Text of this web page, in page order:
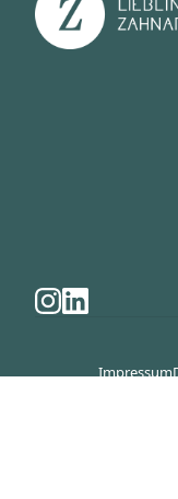
Impressum